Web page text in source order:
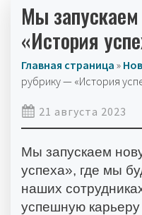
Мы
«История
Главная страница »
рубрику — «История
21 августа 2023
Мы запускаем
успеха», где мы
наших
успешную